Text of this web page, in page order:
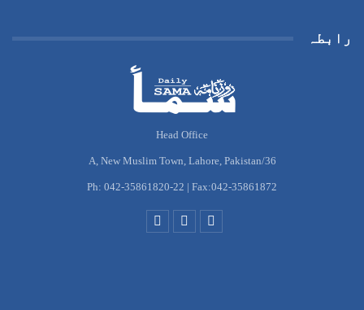
رابطہ
Head Office
36/A, New Muslim Town, Lahore, Pakistan
Ph: 042-35861820-22 | Fax:042-35861872